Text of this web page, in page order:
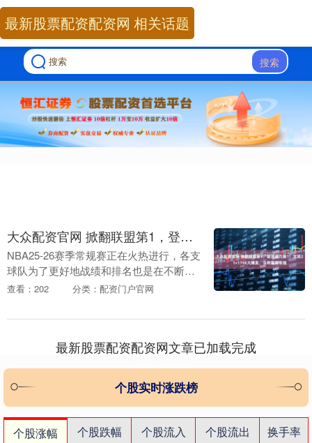
搜索
最新股票配资配资网 相关话题
大众配资官网 掀翻联盟第1，登顶战力第1！文班21+17+6大爆发，马刺露冠军相
NBA25-26赛季常规赛正在火热进行，各支
球队为了更好地战绩和排名也是在不断努
力，这也使得排名发生了不小的变化，尤
伍凸显出....
查看：202 分类：配资门户官网
最新股票配资配资网文章已加载完成
个股实时涨跌榜
个股涨幅 个股跌幅 个股流入 个股流出
换手率